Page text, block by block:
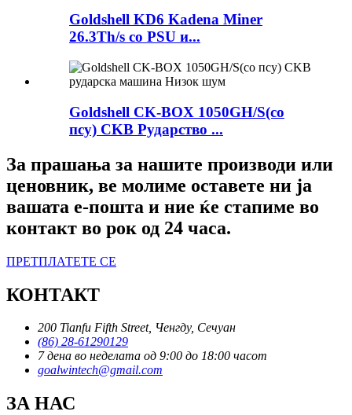
Goldshell KD6 Kadena Miner
26.3Th/s со PSU и...
Goldshell CK-BOX 1050GH/S(со
псу) CKB Рударство ...
За прашања за нашите производи или
ценовник, ве молиме оставете ни ја
вашата е-пошта и ние ќе стапиме во
контакт во рок од 24 часа.
ПРЕТПЛАТЕТЕ СЕ
КОНТАКТ
200 Tianfu Fifth Street, Ченгду, Сечуан
(86) 28-61290129
7 дена во неделата од 9:00 до 18:00 часот
goalwintech@gmail.com
ЗА НАС